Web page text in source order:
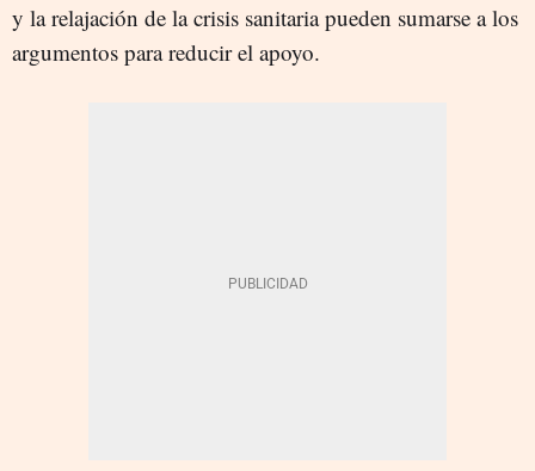
y la relajación de la crisis sanitaria pueden sumarse a los
argumentos para reducir el apoyo.